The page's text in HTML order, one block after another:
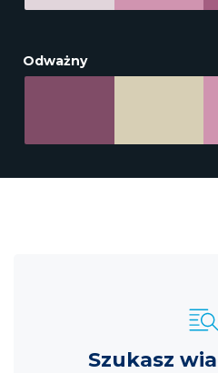
Odważny
Szukasz